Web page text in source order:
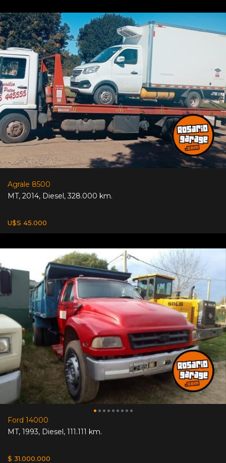
Agrale 8500
MT, 2014, Diesel,328.000 km.
U$S 45.000
Ford 14000
MT, 1993, Diesel, 111.111 km.
$ 31.000.000